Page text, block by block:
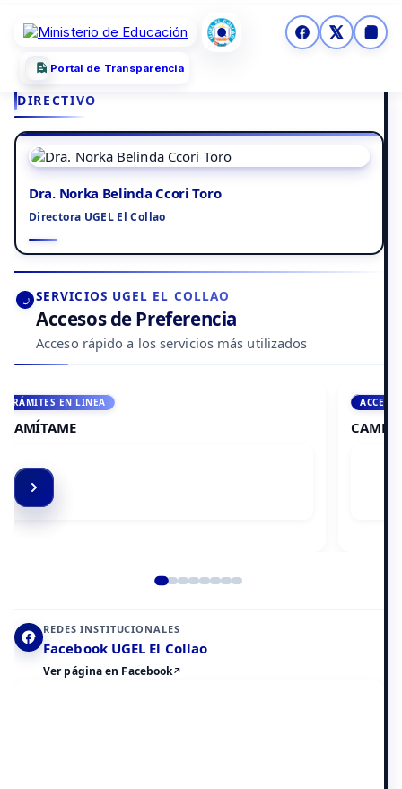
Portal de Transparencia
DIRECTIVO
Dra. Norka Belinda Ccori Toro
Directora UGEL El Collao
SERVICIOS UGEL EL COLLAO
Accesos de Preferencia
Acceso rápido a los servicios más utilizados
ACCEDE A AULA VIRTUAL
CAMPUS VIRTUAL
REDES INSTITUCIONALES
Facebook UGEL El Collao
Ver página en Facebook